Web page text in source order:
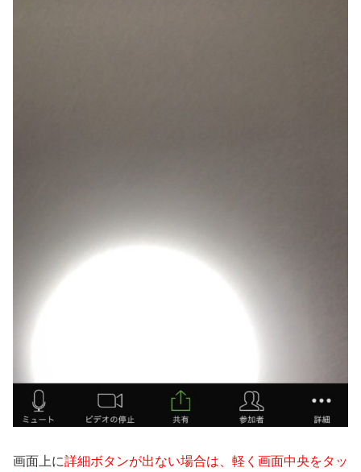
画面上に詳細ボタンが出ない場合は、軽く画面中央をタッ